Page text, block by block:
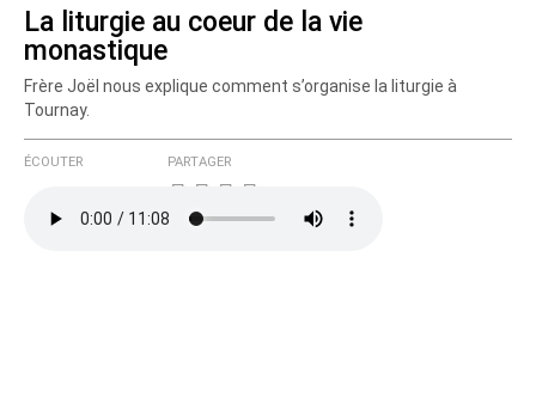
La liturgie au coeur de la vie
monastique
Frère Joël nous explique comment s’organise la liturgie à
Tournay.
ÉCOUTER PARTAGER